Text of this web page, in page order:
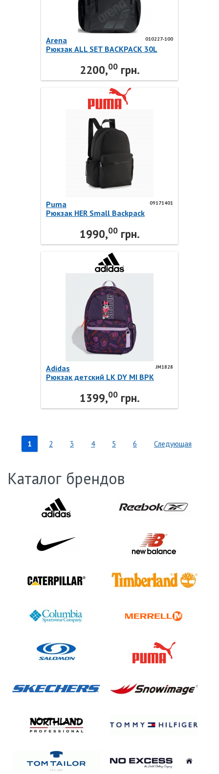
010227-100
Arena
Рюкзак ALL SET BACKPACK 30L
2200,00грн.
09171401
Puma
Рюкзак HER Small Backpack
1990,00грн.
JM1828
Adidas
Рюкзак детский LK DY MI BPK
1399,00грн.
1 2 3 4 5 6 Следующая
Каталог брендов